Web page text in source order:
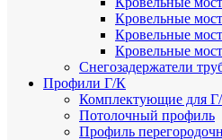
Кровельные
Кровельные
Кровельные
Снегозадержатели
Профили Г/К
Комплектующие для
Потолочный профиль
Профиль